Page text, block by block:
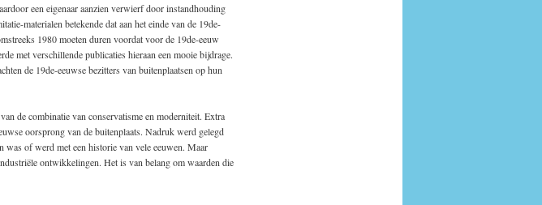
een eigenaar aanzien verwierf door instandhouding
materialen betekende dat aan het einde van de 19de-
1980 moeten duren voordat voor de 19de-eeuw
met verschillende publicaties hieraan een mooie bijdrage.
de 19de-eeuwse bezitters van buitenplaatsen op hun
de combinatie van conservatisme en moderniteit. Extra
oorsprong van de buitenplaats. Nadruk werd gelegd
of werd met een historie van vele eeuwen. Maar
ontwikkelingen. Het is van belang om waarden die